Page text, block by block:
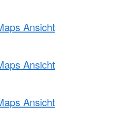
Ansicht
Ansicht
Ansicht